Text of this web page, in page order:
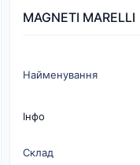
MAGNETI MARELLI
Найменування
Інфо
Склад